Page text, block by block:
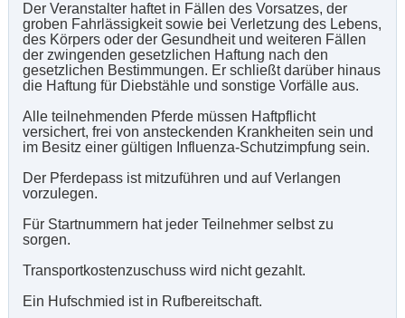
Der Veranstalter haftet in Fällen des Vorsatzes, der
groben Fahrlässigkeit sowie bei Verletzung des Lebens,
des Körpers oder der Gesundheit und weiteren Fällen
der zwingenden gesetzlichen Haftung nach den
gesetzlichen Bestimmungen. Er schließt darüber hinaus
die Haftung für Diebstähle und sonstige Vorfälle aus.
Alle teilnehmenden Pferde müssen Haftpflicht
versichert, frei von ansteckenden Krankheiten sein und
im Besitz einer gültigen Influenza-Schutzimpfung sein.
Der Pferdepass ist mitzuführen und auf Verlangen
vorzulegen.
Für Startnummern hat jeder Teilnehmer selbst zu
sorgen.
Transportkostenzuschuss wird nicht gezahlt.
Ein Hufschmied ist in Rufbereitschaft.